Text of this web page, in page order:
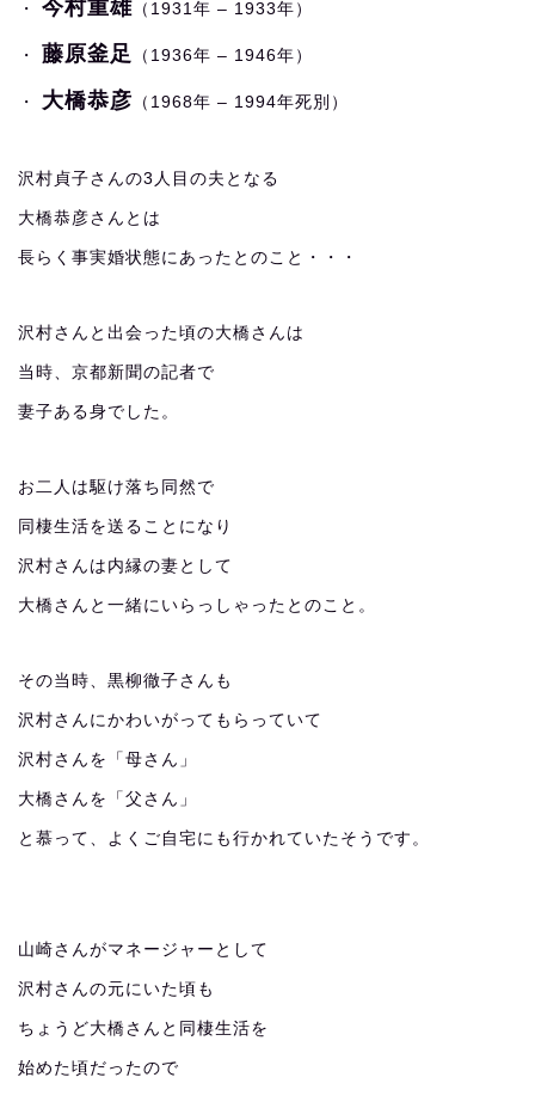
・ 今村重雄 （1931年 – 1933年）
・ 藤原釜足 （1936年 – 1946年）
・ 大橋恭彦 （1968年 – 1994年死別）
沢村貞子さんの3人目の夫となる
大橋恭彦さんとは
長らく事実婚状態にあったとのこと・・・
沢村さんと出会った頃の大橋さんは
当時、京都新聞の記者で
妻子ある身でした。
お二人は駆け落ち同然で
同棲生活を送ることになり
沢村さんは内縁の妻として
大橋さんと一緒にいらっしゃったとのこと。
その当時、黒柳徹子さんも
沢村さんにかわいがってもらっていて
沢村さんを「母さん」
大橋さんを「父さん」
と慕って、よくご自宅にも行かれていたそうです。
山崎さんがマネージャーとして
沢村さんの元にいた頃も
ちょうど大橋さんと同棲生活を
始めた頃だったので